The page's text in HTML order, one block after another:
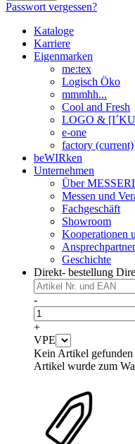
Passwort vergessen?
Kataloge
Karriere
Eigenmarken
me:tex
Logisch Öko
mmmhh...
Cool and Fresh
LOGO &
e-one
factory (current)
beWIRken
Unternehmen
Über
Messen und
Fachgeschäft
Showroom
Kooperationen
Ansprechpartner
Geschichte
Direkt- bestellung
-
+
VPE
Kein Artikel gefunden
Artikel wurde zum